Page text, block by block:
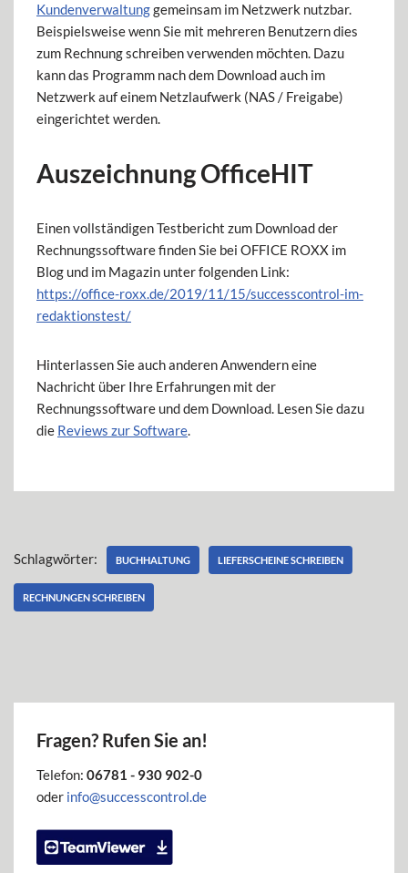
Kundenverwaltunggemeinsam im Netzwerk nutzbar.
Beispielsweise wenn Sie mit mehreren Benutzern dies
zum Rechnung schreiben verwenden möchten. Dazu
kann das Programm nach dem Download auch im
Netzwerk auf einem Netzlaufwerk (NAS / Freigabe)
eingerichtet werden.
Auszeichnung OfficeHIT
Einen vollständigen Testbericht zum Download der
Rechnungssoftware finden Sie bei OFFICE ROXX im
Blog und im Magazin unter folgenden Link:
https://office-roxx.de/2019/11/15/successcontrol-im-
redaktionstest/
Hinterlassen Sie auch anderen Anwendern eine
Nachricht über Ihre Erfahrungen mit der
Rechnungssoftware und dem Download. Lesen Sie dazu
die Reviews zur Software.
Schlagwörter: BUCHHALTUNG LIEFERSCHEINE SCHREIBEN
RECHNUNGEN SCHREIBEN
Fragen? Rufen Sie an!
Telefon: 06781 - 930 902-0
oder info@successcontrol.de